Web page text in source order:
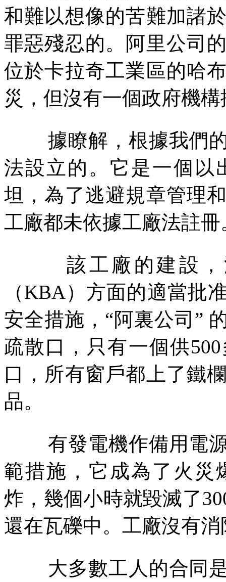
和難以想像的苦難加諸
罪惡殘忍的。阿里公司
位於卡拉奇工業區的哈
災，但沒有一個政府機
據瞭解，根據我們
法設立的。它是一個以
坦，為了逃避規章管理
工廠都未依據工廠法註冊
該工廠的建設
（KBA）方面的適當批
安全措施， “阿裏公司 ”
疏散口，只有一個供500
口，所有窗戶都上了鐵
品。
有發電機作備用電
範措施，它成為了火災
炸，幾個小時就毀滅了
還在瓦礫中。工廠沒有
大多數工人的合同